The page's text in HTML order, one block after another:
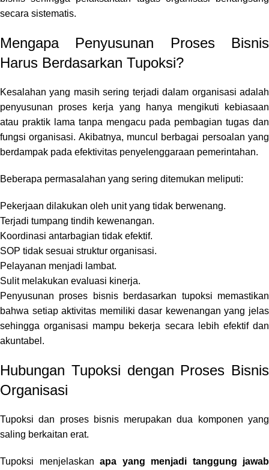
secara sistematis.
Mengapa Penyusunan Proses Bisnis
Harus Berdasarkan Tupoksi?
Kesalahan yang masih sering terjadi dalam organisasi adalah
penyusunan proses kerja yang hanya mengikuti kebiasaan
atau praktik lama tanpa mengacu pada pembagian tugas dan
fungsi organisasi. Akibatnya, muncul berbagai persoalan yang
berdampak pada efektivitas penyelenggaraan pemerintahan.
Beberapa permasalahan yang sering ditemukan meliputi:
Pekerjaan dilakukan oleh unit yang tidak berwenang.
Terjadi tumpang tindih kewenangan.
Koordinasi antarbagian tidak efektif.
SOP tidak sesuai struktur organisasi.
Pelayanan menjadi lambat.
Sulit melakukan evaluasi kinerja.
Penyusunan proses bisnis berdasarkan tupoksi memastikan
bahwa setiap aktivitas memiliki dasar kewenangan yang jelas
sehingga organisasi mampu bekerja secara lebih efektif dan
akuntabel.
Hubungan Tupoksi dengan Proses Bisnis
Organisasi
Tupoksi dan proses bisnis merupakan dua komponen yang
saling berkaitan erat.
Tupoksi menjelaskan apa yang menjadi tanggung jawab